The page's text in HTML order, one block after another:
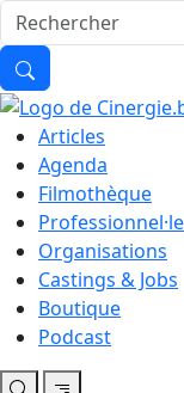
Articles
Agenda
Filmothèque
Organisations
Castings & Jobs
Boutique
Podcast